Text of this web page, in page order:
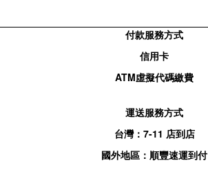
付款服務方式
信用卡
ATM虛擬代碼繳費
運送服務方式
台灣： 7-11 店到店
國外地區：順豐速運到付